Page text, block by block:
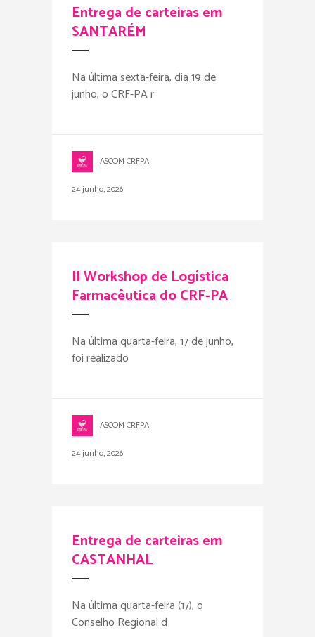
Entrega de carteiras em
SANTARÉM
Na última sexta-feira, dia 19 de
junho, o CRF-PA r
ASCOM CRFPA
24 junho, 2026
II Workshop de Logística
Farmacêutica do CRF-PA
Na última quarta-feira, 17 de junho,
foi realizado
ASCOM CRFPA
24 junho, 2026
Entrega de carteiras em
CASTANHAL
Na última quarta-feira (17), o
Conselho Regional d